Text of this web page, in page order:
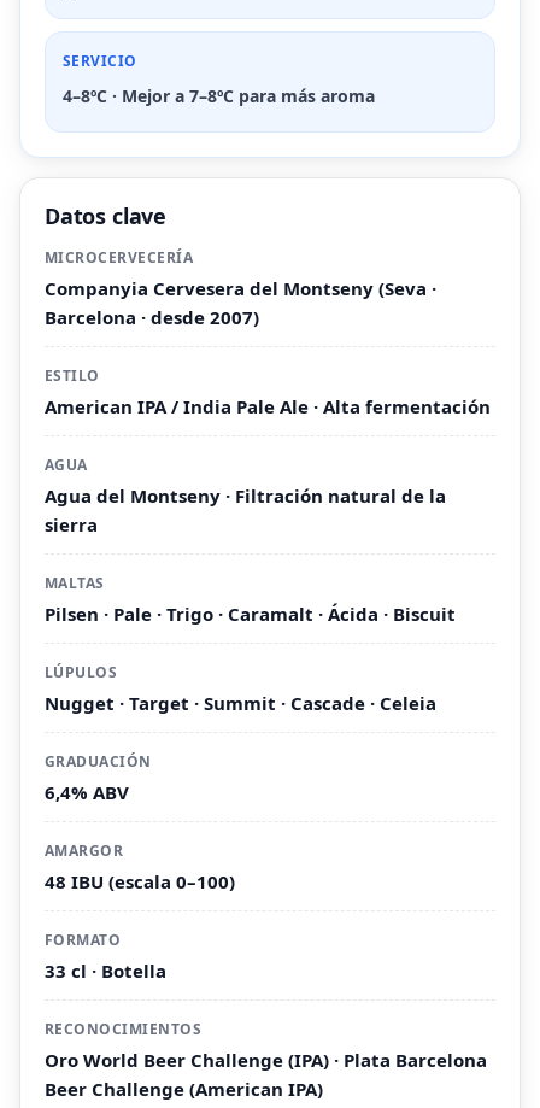
SERVICIO
4–8ºC · Mejor a 7–8ºC para más aroma
Datos clave
MICROCERVECERÍA
Companyia Cervesera del Montseny (Seva ·
Barcelona · desde 2007)
ESTILO
American IPA / India Pale Ale · Alta fermentación
AGUA
Agua del Montseny · Filtración natural de la
sierra
MALTAS
Pilsen · Pale · Trigo · Caramalt · Ácida · Biscuit
LÚPULOS
Nugget · Target · Summit · Cascade · Celeia
GRADUACIÓN
6,4% ABV
AMARGOR
48 IBU (escala 0–100)
FORMATO
33 cl · Botella
RECONOCIMIENTOS
Oro World Beer Challenge (IPA) · Plata Barcelona
Beer Challenge (American IPA)